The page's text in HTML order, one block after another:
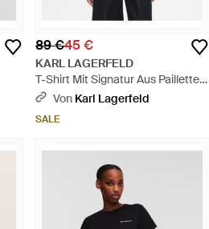
89 €45 €
KARL LAGERFELD
T-Shirt Mit Signatur Aus Pailletten,
Damen, Größe - Schwarz
Von Karl Lagerfeld
SALE